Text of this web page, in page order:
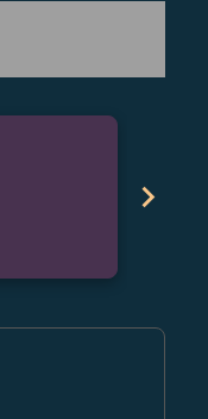
chevron_right